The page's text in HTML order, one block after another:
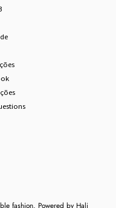
fashion. Powered by Hali